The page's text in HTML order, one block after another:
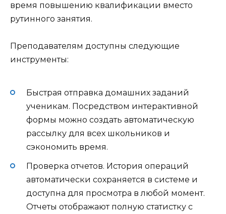
время повышению квалификации вместо
рутинного занятия.
Преподавателям доступны следующие
инструменты:
Быстрая отправка домашних заданий
ученикам. Посредством интерактивной
формы можно создать автоматическую
рассылку для всех школьников и
сэкономить время.
Проверка отчетов. История операций
автоматически сохраняется в системе и
доступна для просмотра в любой момент.
Отчеты отображают полную статистку с